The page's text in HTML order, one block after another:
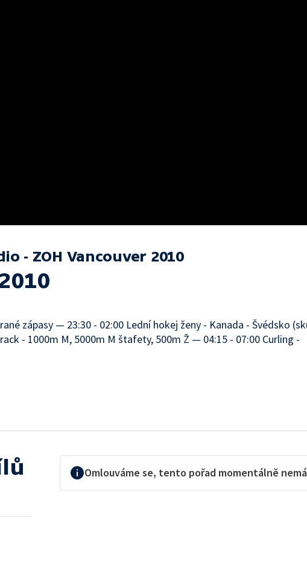
- ZOH Vancouver 2010
zápasy — 23:30 - 02:00 Lední hokej ženy - Kanada - Švédsko
- 1000m M, 5000m M štafety, 500m Ž — 04:15 - 07:00 Curling -
Omlouváme se, tento pořad momentálně